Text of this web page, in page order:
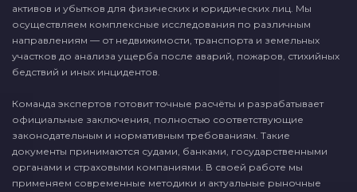
активов и убытков для физических и юридических лиц. Мы
осуществляем комплексные исследования по различным
направлениям — от недвижимости, транспорта и земельных
участков до анализа ущерба после аварий, пожаров, стихийных
бедствий и иных инцидентов.
Команда экспертов готовит точные расчёты и разрабатывает
официальные заключения, полностью соответствующие
законодательным и нормативным требованиям. Такие
документы принимаются судами, банками, государственными
органами и страховыми компаниями. В своей работе мы
применяем современные методики и актуальные рыночные